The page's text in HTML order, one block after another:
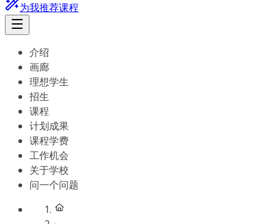
为我推荐课程
介绍
画廊
理想学生
招生
课程
计划成果
课程学费
工作机会
关于学校
问一个问题